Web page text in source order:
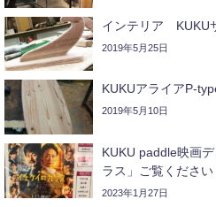
インテリア KUKU
2019年5月25日
KUKUアライアP-
2019年5月10日
KUKU paddle映画
ラス」ご覧ください
2023年1月27日